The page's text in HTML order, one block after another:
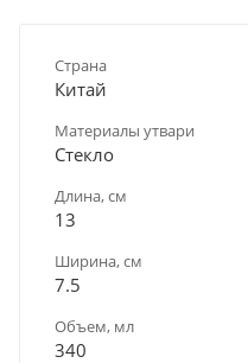
Страна
Китай
Материалы утвари
Стекло
Длина, см
13
Ширина, см
7.5
Объем, мл
340